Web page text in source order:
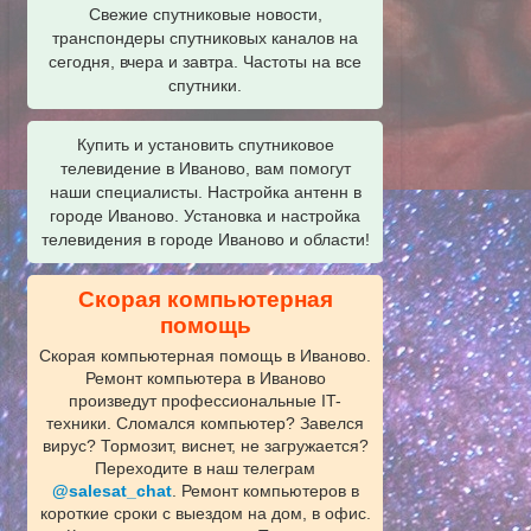
Свежие спутниковые новости,
транспондеры спутниковых каналов на
сегодня, вчера и завтра. Частоты на все
спутники.
Купить и установить спутниковое
телевидение в Иваново, вам помогут
наши специалисты. Настройка антенн в
городе Иваново. Установка и настройка
телевидения в городе Иваново и области!
Скорая компьютерная
помощь
Скорая компьютерная помощь в Иваново.
Ремонт компьютера в Иваново
произведут профессиональные IT-
техники. Сломался компьютер? Завелся
вирус? Тормозит, виснет, не загружается?
Переходите в наш телеграм
@salesat_chat. Ремонт компьютеров в
короткие сроки с выездом на дом, в офис.